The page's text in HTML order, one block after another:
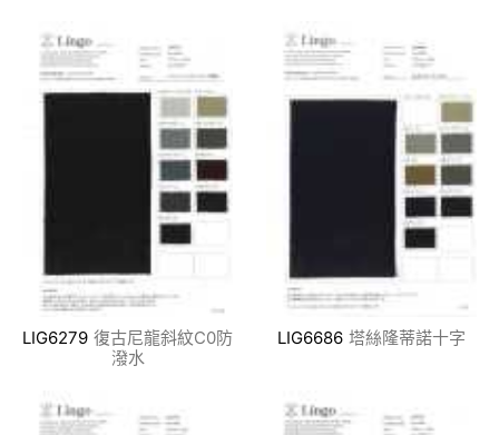
LIG6279 復古尼龍斜紋C0防
潑水
LIG6686 塔絲隆蒂諾十字